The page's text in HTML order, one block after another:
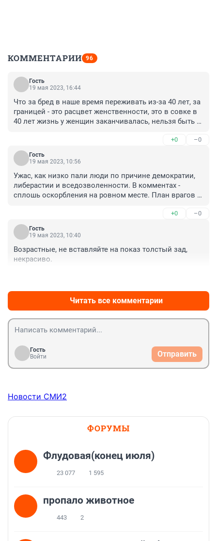
КОММЕНТАРИИ 96
Гость
19 мая 2023, 16:44
Что за бред в наше время переживать из-за 40 лет, за
границей - это расцвет женственности, это в совке в
40 лет жизнь у женщин заканчивалась, нельзя быть
них тоже климакс есть. За границей мужчины
встречаются с ровесницами, а нашим все молодые
нужны, причем там они ухоженные и нарядные, а
твердо уверены, что женщины все старые, а им
любой внешности и возраста только юная красотка
подходит. Сейчас закончилось мужское время, когда
+0 –0
Гость
19 мая 2023, 10:56
Ужас, как низко пали люди по причине демократии,
либерастии и вседозволенности. В комментах -
сплошь оскорбления на ровном месте. План врагов
+0 –0
Гость
19 мая 2023, 10:40
Возрастные, не вставляйте на показ толстый зад,
некрасиво.
Читать все комментарии
Гость
Войти
Отправить
Новости СМИ2
ФОРУМЫ
Флудовая(конец июля)
23 077 1 595
пропало животное
443 2